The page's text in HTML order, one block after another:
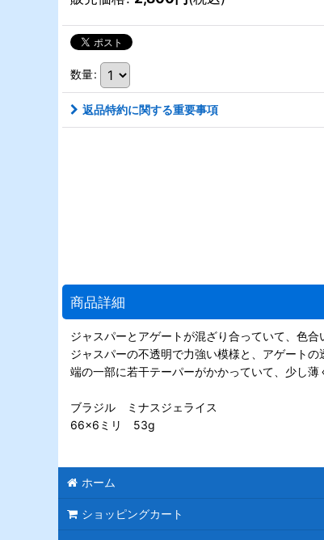
数量:
返品特約に関する重要事項
商品詳細
ジャスパーとアゲートが混ざり合っていて、色
ジャスパーの不透明で力強い模様と、アゲートの
端の一部に若干テーパーがかかっていて、少し薄
ブラジル ミナスジェライス
66×6ミリ 53g
ホーム
ショッピングカート